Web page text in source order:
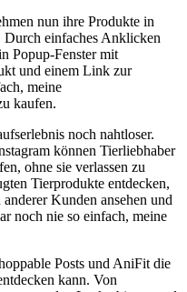
nun ihre Produkte in
Durch einfaches Anklicken
Popup-Fenster ‌mit
⁤und‌ einem Link⁢ zur
meine
⁤kaufen.
noch nahtloser.
können Tierliebhaber
ohne‌ sie verlassen zu
Tierprodukte entdecken,
Kunden ansehen ⁢und
noch⁤ nie so einfach, meine
Posts und AniFit die
kann.​ Von‍